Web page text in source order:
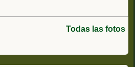
Todas las fotos